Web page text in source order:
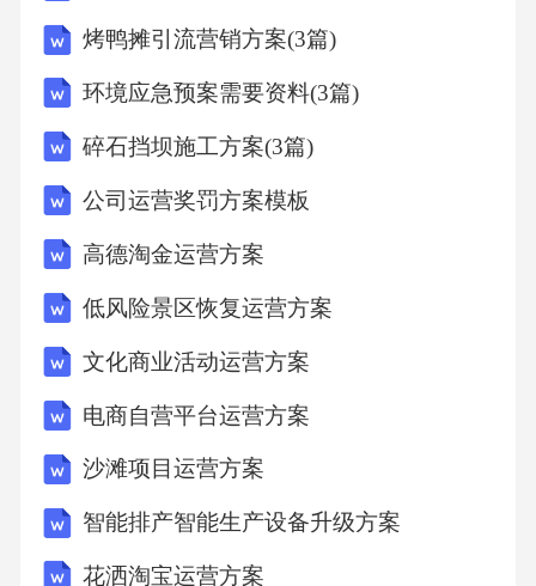
烤鸭摊引流营销方案(3篇)
环境应急预案需要资料(3篇)
碎石挡坝施工方案(3篇)
公司运营奖罚方案模板
高德淘金运营方案
低风险景区恢复运营方案
文化商业活动运营方案
电商自营平台运营方案
沙滩项目运营方案
智能排产智能生产设备升级方案
花洒淘宝运营方案